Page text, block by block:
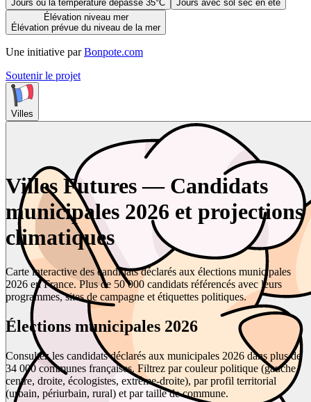
Jours où la température dépasse 35°C
Jours avec sol sec en été
Élévation niveau mer
Élévation prévue du niveau de la mer
Une initiative par Bonpote.com
Soutenir le projet
Villes
Villes Futures — Candidats
municipales 2026 et projections
climatiques
Carte interactive des candidats déclarés aux élections municipales
2026 en France. Plus de 50 000 candidats référencés avec leurs
programmes, sites de campagne et étiquettes politiques.
Élections municipales 2026
Consultez les candidats déclarés aux municipales 2026 dans plus de
34 000 communes françaises. Filtrez par couleur politique (gauche,
centre, droite, écologistes, extrême-droite), par profil territorial
(urbain, périurbain, rural) et par taille de commune.